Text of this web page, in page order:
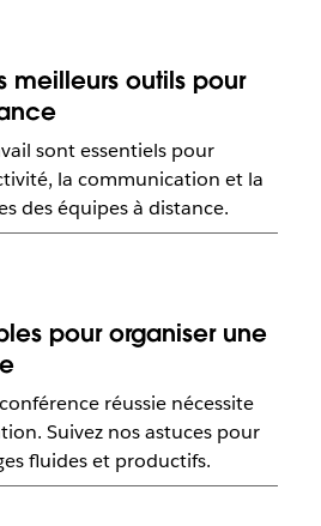
meilleurs outils pour
sont essentiels pour
la communication et la
des équipes à distance.
pour organiser une
réussie nécessite
Suivez nos astuces pour
fluides et productifs.